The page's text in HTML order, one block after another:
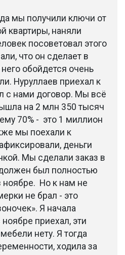
мы получили ключи от
квартиры, наняли
посоветовал этого
что он сделает в
него обойдется очень
Нуруллаев приехал к
с нами договор. Мы всё
на 2 млн 350 тысяч
70% - это 1 миллион
мы поехали к
деньги
Мы сделали заказ в
был полностью
ноябре. Но к нам не
не брал - это
Я начала
приехал, эти
нету. Я тогда
ходила за